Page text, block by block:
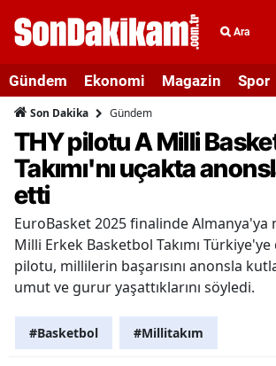
Ara
Gündem Ekonomi Magazin Spor
Son Dakika Gündem
THY pilotu A Milli
Takımı'nı uçakta
etti
EuroBasket 2025 finalinde Almanya'ya
Milli Erkek Basketbol Takımı
pilotu, millilerin başarısını anonsla
umut ve gurur yaşattıklarını söyledi.
#Basketbol #Millitakım